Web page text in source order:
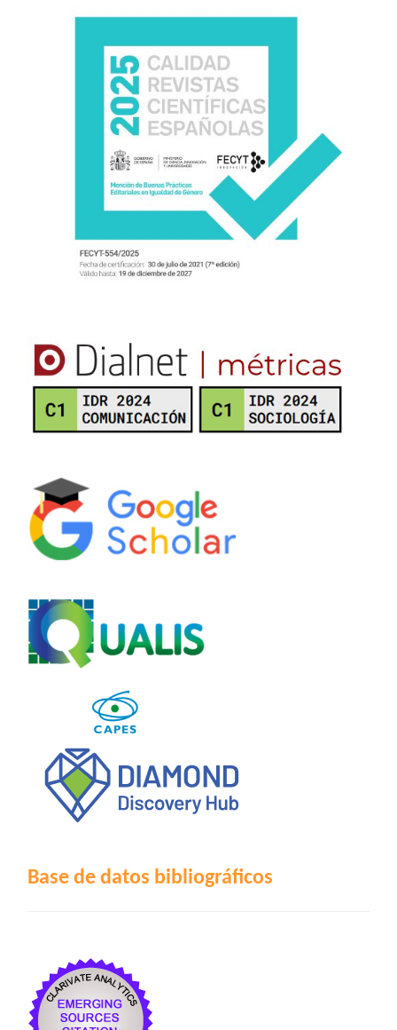
Base de datos bibliográficos